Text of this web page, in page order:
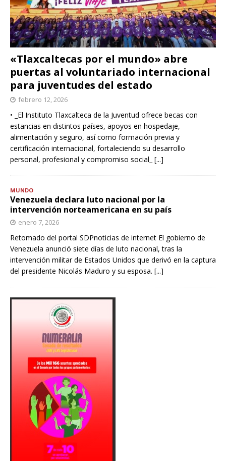
«Tlaxcaltecas por el mundo» abre
puertas al voluntariado internacional
para juventudes del estado
febrero 12, 2026
• _El Instituto Tlaxcalteca de la Juventud ofrece becas con
estancias en distintos países, apoyos en hospedaje,
alimentación y seguro, así como formación previa y
certificación internacional, fortaleciendo su desarrollo
personal, profesional y compromiso social_ [...]
MUNDO
Venezuela declara luto nacional por la
intervención norteamericana en su país
enero 7, 2026
Retomado del portal SDPnoticias de internet El gobierno de
Venezuela anunció siete días de luto nacional, tras la
intervención militar de Estados Unidos que derivó en la captura
del presidente Nicolás Maduro y su esposa. [...]